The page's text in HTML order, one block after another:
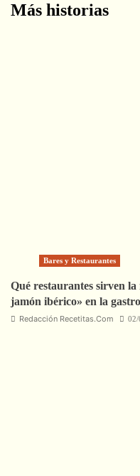
Más historias
Bares y Restaurantes
Qué restaurantes sirven
jamón ibérico» en la
Redacción Recetitas.Com 02/